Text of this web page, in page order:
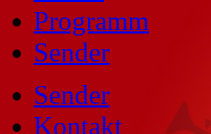
Programm
Sender
Sender
Kontakt